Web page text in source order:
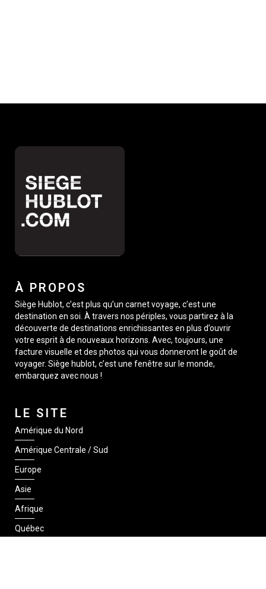
À PROPOS
Siège Hublot, c’est plus qu’un carnet voyage, c’est une
destination en soi. À travers nos périples, vous partirez à la
découverte de destinations enrichissantes en plus d’ouvrir
votre esprit à de nouveaux horizons. Avec, toujours, une
facture visuelle et des photos qui vous donneront le goût de
voyager. Siège hublot, c’est une fenêtre sur le monde,
embarquez avec nous !
LE SITE
Amérique du Nord
Amérique Centrale / Sud
Europe
Asie
Afrique
Québec